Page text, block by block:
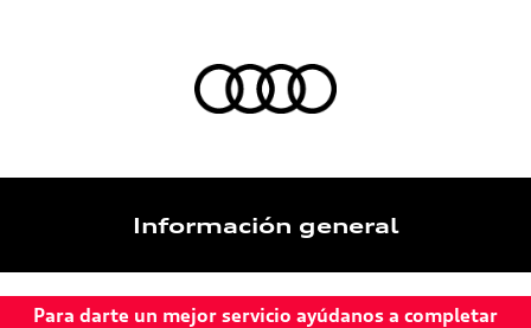
Información general
Para darte un mejor servicio ayúdanos a completar